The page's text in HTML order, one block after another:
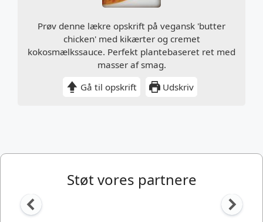
Prøv denne lækre opskrift på vegansk 'butter
chicken' med kikærter og cremet
kokosmælkssauce. Perfekt plantebaseret ret med
masser af smag.
Gå til opskrift
Udskriv
Støt vores partnere